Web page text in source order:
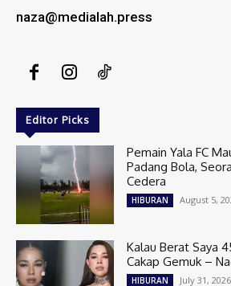
naza@medialah.press
Editor Picks
Pemain Yala FC
Padang Bola,
Cedera
HIBURAN August 5,
Kalau Berat Saya
Cakap Gemuk –
HIBURAN July 31, 2026